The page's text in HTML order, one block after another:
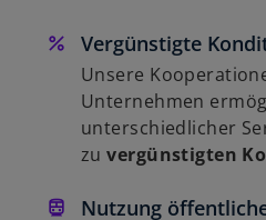
Vergünstigte
Unsere
Unternehmen
unterschiedlicher
zuvergünstigten
Nutzung